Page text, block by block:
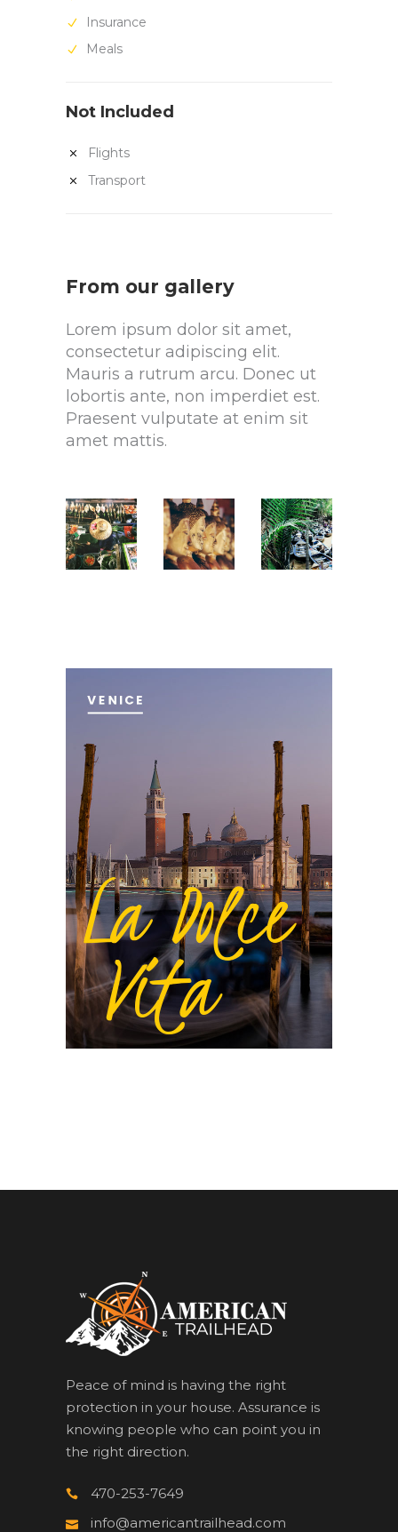
Insurance
Meals
Not Included
Flights
Transport
From our gallery
Lorem ipsum dolor sit amet,
consectetur adipiscing elit.
Mauris a rutrum arcu. Donec ut
lobortis ante, non imperdiet est.
Praesent vulputate at enim sit
amet mattis.
Peace of mind is having the right
protection in your house. Assurance is
knowing people who can point you in
the right direction.
470-253-7649
info@americantrailhead.com